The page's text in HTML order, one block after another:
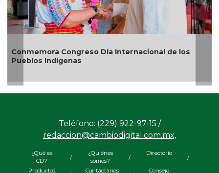
Rosa María reafirma compromiso ambiental con
20 mil árboles sembrados
Teléfono: (229) 922-97-15 /
redaccion@cambiodigital.com.mx,
¿Qué es
CD?
/
¿Quiénes
somos?
/
Directorio
/
Productos
Contáctanos Consejo